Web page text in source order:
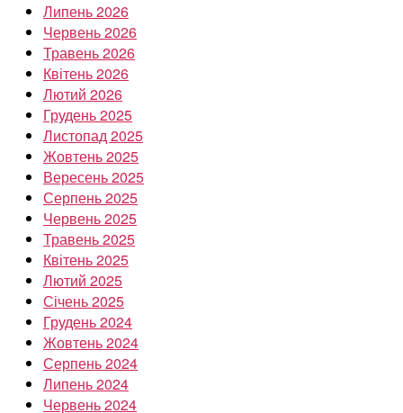
Липень 2026
Червень 2026
Травень 2026
Квітень 2026
Лютий 2026
Грудень 2025
Листопад 2025
Жовтень 2025
Вересень 2025
Серпень 2025
Червень 2025
Травень 2025
Квітень 2025
Лютий 2025
Січень 2025
Грудень 2024
Жовтень 2024
Серпень 2024
Липень 2024
Червень 2024